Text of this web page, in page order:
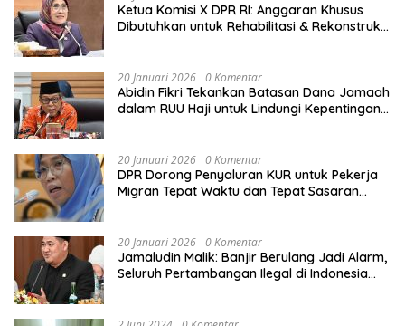
Ketua Komisi X DPR RI: Anggaran Khusus
Dibutuhkan untuk Rehabilitasi & Rekonstruksi
20 Januari 2026 0 Komentar
Abidin Fikri Tekankan Batasan Dana Jamaah
dalam RUU Haji untuk Lindungi Kepentingan
20 Januari 2026 0 Komentar
DPR Dorong Penyaluran KUR untuk Pekerja
Migran Tepat Waktu dan Tepat Sasaran
20 Januari 2026 0 Komentar
Jamaludin Malik: Banjir Berulang Jadi Alarm,
Seluruh Pertambangan Ilegal di Indonesia